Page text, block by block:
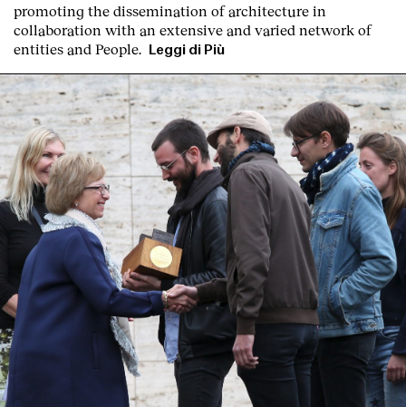
Servizi
promoting the dissemination of architecture in
collaboration with an extensive and varied network of
entities and People.
Leggi di Più